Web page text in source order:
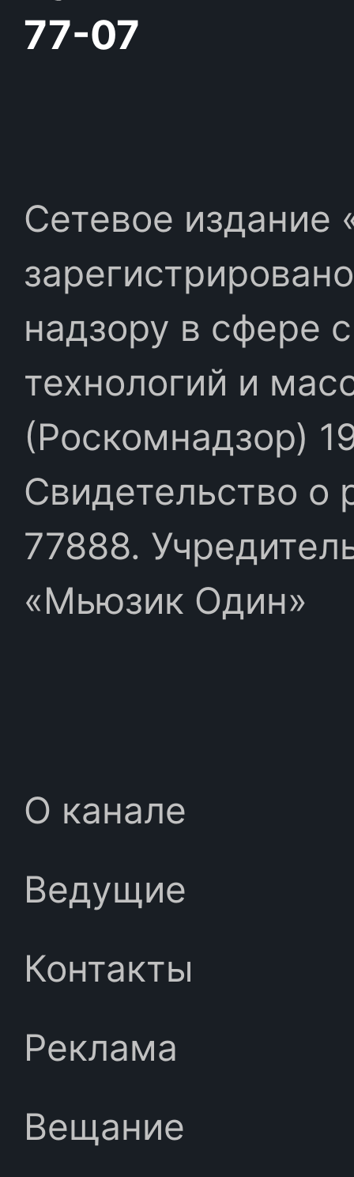
77-07
Сетевое издание
надзору в сфере
технологий и
(Роскомнадзор)
Свидетельство
77888.
«Мьюзик Один»
О канале
Ведущие
Контакты
Реклама
Вещание